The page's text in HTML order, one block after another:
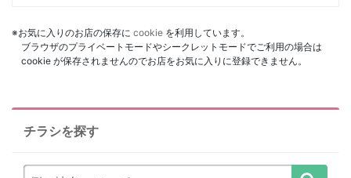
※お気に入りのお店の保存に cookie を利用しています。
ブラウザのプライベートモードやシークレットモードでご利用の場合は
cookie が保存されませんのでお店をお気に入りに登録できません。
チラシを探す